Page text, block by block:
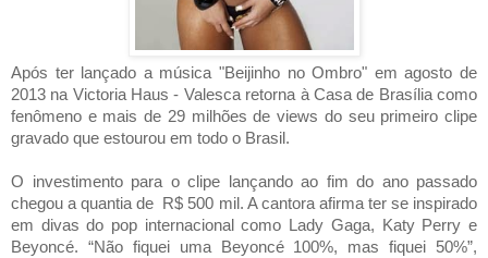
Após ter lançado a música "Beijinho no Ombro" em agosto de
2013 na Victoria Haus - Valesca retorna à Casa de Brasília como
fenômeno e mais de 29 milhões de views do seu primeiro clipe
gravado que estourou em todo o Brasil.
O investimento para o clipe lançando ao fim do ano passado
chegou a quantia de R$ 500 mil. A cantora afirma ter se inspirado
em divas do pop internacional como Lady Gaga, Katy Perry e
Beyoncé. “Não fiquei uma Beyoncé 100%, mas fiquei 50%”,